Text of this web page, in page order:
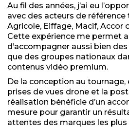
Au fil des années, j’ai eu
avec des acteurs de
Agricole, Eiffage, Macif, Accor
Cette expérience me permet
d’accompagner aussi bien
que des groupes nationaux
contenus vidéo premium.
De la conception au tournage,
prises de vues drone et la
réalisation bénéficie d’un
mesure pour garantir un
attentes des marques les plus